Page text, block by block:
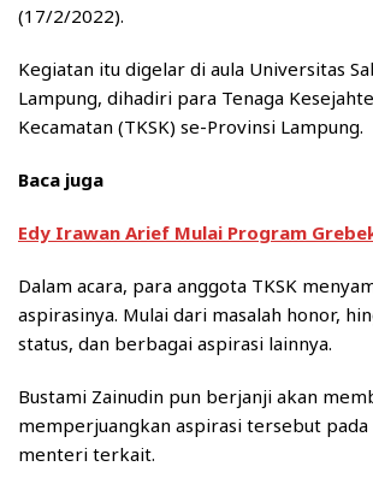
(17/2/2022).
Kegiatan itu digelar di aula Universitas
Lampung, dihadiri para Tenaga
Kecamatan (TKSK) se-Provinsi Lampung.
Baca juga
Edy Irawan Arief Mulai Program
Dalam acara, para anggota TKSK
aspirasinya. Mulai dari masalah honor,
status, dan berbagai aspirasi lainnya.
Bustami Zainudin pun berjanji akan
memperjuangkan aspirasi tersebut
menteri terkait.